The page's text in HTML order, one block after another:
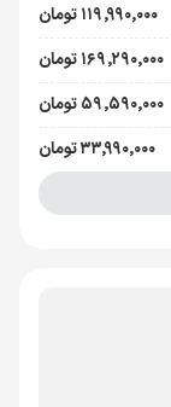
۱۱۹٬۹۹۰٬۰۰۰ تومان
۱۶۹٬۲۹۰٬۰۰۰ تومان
۵۹٬۵۹۰٬۰۰۰ تومان
۳۳٬۹۹۰٬۰۰۰ تومان